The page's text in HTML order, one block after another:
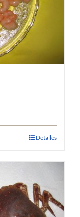
Detalles